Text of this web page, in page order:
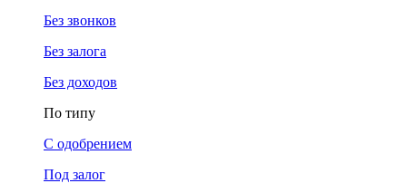
Без звонков
Без залога
Без доходов
По типу
С одобрением
Под залог